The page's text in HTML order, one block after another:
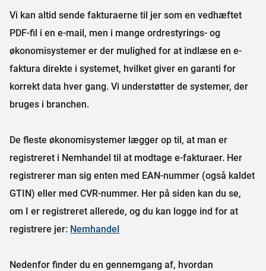
Vi kan altid sende fakturaerne til jer som en vedhæftet
PDF-fil i en e-mail, men i mange ordrestyrings- og
økonomisystemer er der mulighed for at indlæse en e-
faktura direkte i systemet, hvilket giver en garanti for
korrekt data hver gang. Vi understøtter de systemer, der
bruges i branchen.
De fleste økonomisystemer lægger op til, at man er
registreret i Nemhandel til at modtage e-fakturaer. Her
registrerer man sig enten med EAN-nummer (også kaldet
GTIN) eller med CVR-nummer. Her på siden kan du se,
om I er registreret allerede, og du kan logge ind for at
registrere jer: Nemhandel
Nedenfor finder du en gennemgang af, hvordan